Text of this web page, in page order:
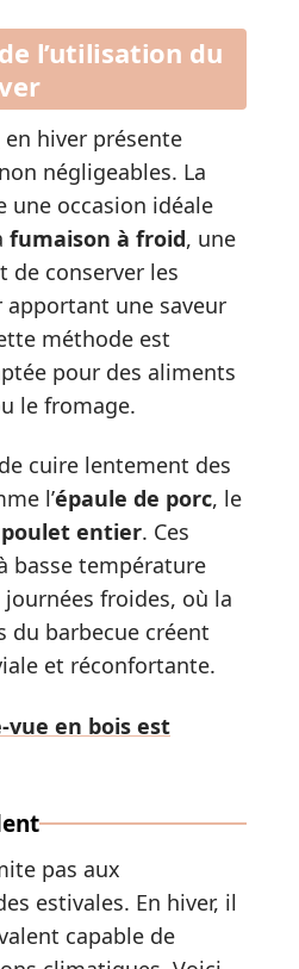
l’utilisation du
en hiver présente
négligeables. La
une occasion idéale
fumaison à froid, une
de conserver les
une saveur
méthode est
pour des aliments
le fromage.
cuire lentement des
l’épaule de porc, le
poulet entier. Ces
basse température
froides, où la
du barbecue créent
et réconfortante.
vue en bois est
pas aux
estivales. En hiver, il
capable de